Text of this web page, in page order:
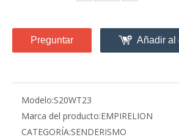
Preguntar Añadir al
Modelo:S20WT23
Marca del producto:EMPIRELION
CATEGORÍA:SENDERISMO